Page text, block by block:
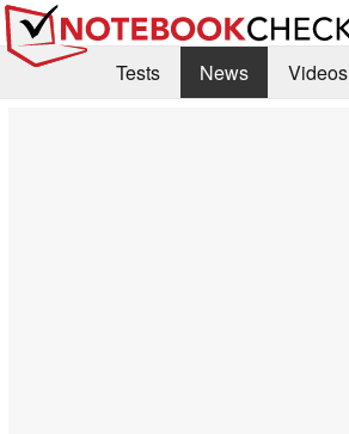
Tests News
Videos